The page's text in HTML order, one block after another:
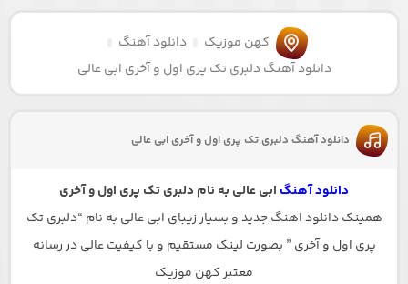
کهن موزیک
دانلود آهنگ
دانلود آهنگ دلبری تک پری اول و آخری ابی عالی
دانلود آهنگ دلبری تک پری اول و آخری ابی عالی
دانلود آهنگ ابی عالی به نام دلبری تک پری اول و آخری
همینک دانلود اهنگ جدید و بسیار زیبای ابی عالی به نام “دلبری تک
پری اول و آخری ” بصورت لینک مستقیم و با کیفیت عالی در رسانه
معتبر کهن موزیک